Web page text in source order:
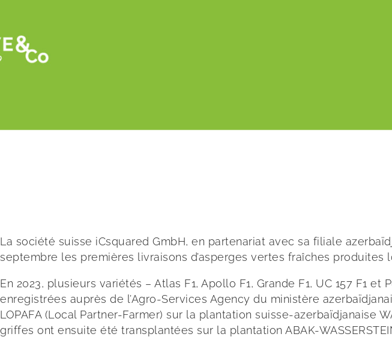
Asperges d’Azerbaïdjan : un nouveau chapitre agricole
La société suisse iCsquared GmbH, en partenariat avec sa filiale
septembre les premières livraisons d’asperges vertes fraîches
En 2023, plusieurs variétés – Atlas F1, Apollo F1, Grande F1, UC 157 F1
enregistrées auprès de l’Agro-Services Agency du ministère
LOPAFA (Local Partner-Farmer) sur la plantation suisse-azerbaïdjanaise
griffes ont ensuite été transplantées sur la plantation ABAK-